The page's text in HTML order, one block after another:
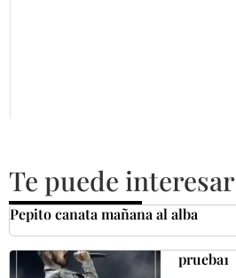
Te puede interesar
Pepito canata mañana al alba
prueba1